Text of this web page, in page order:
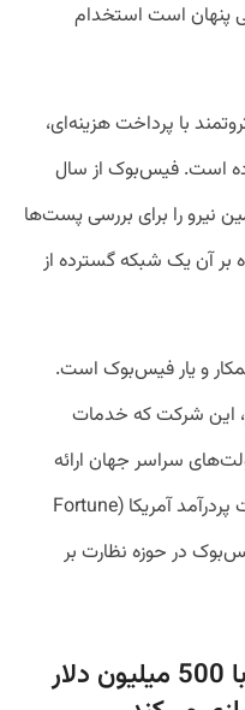
پنهان است استخدام
با پرداخت هزینه‌ای،
است. فیس‌بوک از سال
و تامین نیرو را برای بررسی پست‌ها
بر آن یک شبکه گسترده از
و یار فیس‌بوک است.
این شرکت که خدمات
سراسر جهان ارائه
می‌دهد و نامش در لیست 500 شرکت پردرآمد آمریکا (Fortune
در حوزه نظارت بر
شریک خاموش فیس‌بوک با 500 میلیون دلار